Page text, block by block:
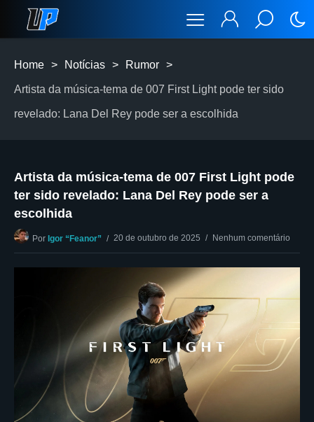
Home > Notícias > Rumor >
Artista da música-tema de 007 First Light pode ter sido
revelado: Lana Del Rey pode ser a escolhida
Artista da música-tema de 007 First Light pode
ter sido revelado: Lana Del Rey pode ser a
escolhida
Por Igor “Feanor” 20 de outubro de 2025 Nenhum comentário